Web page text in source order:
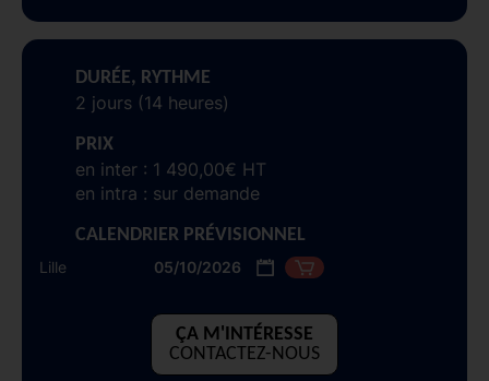
DURÉE, RYTHME
2 jours (14 heures)
PRIX
en inter : 1 490,00€ HT
en intra : sur demande
CALENDRIER PRÉVISIONNEL
Lille 05/10/2026
ÇA M'INTÉRESSE
CONTACTEZ-NOUS